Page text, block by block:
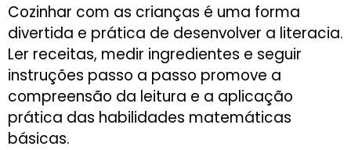
Cozinhar com as crianças é uma forma
divertida e prática de desenvolver a literacia.
Ler receitas, medir ingredientes e seguir
instruções passo a passo promove a
compreensão da leitura e a aplicação
prática das habilidades matemáticas
básicas.